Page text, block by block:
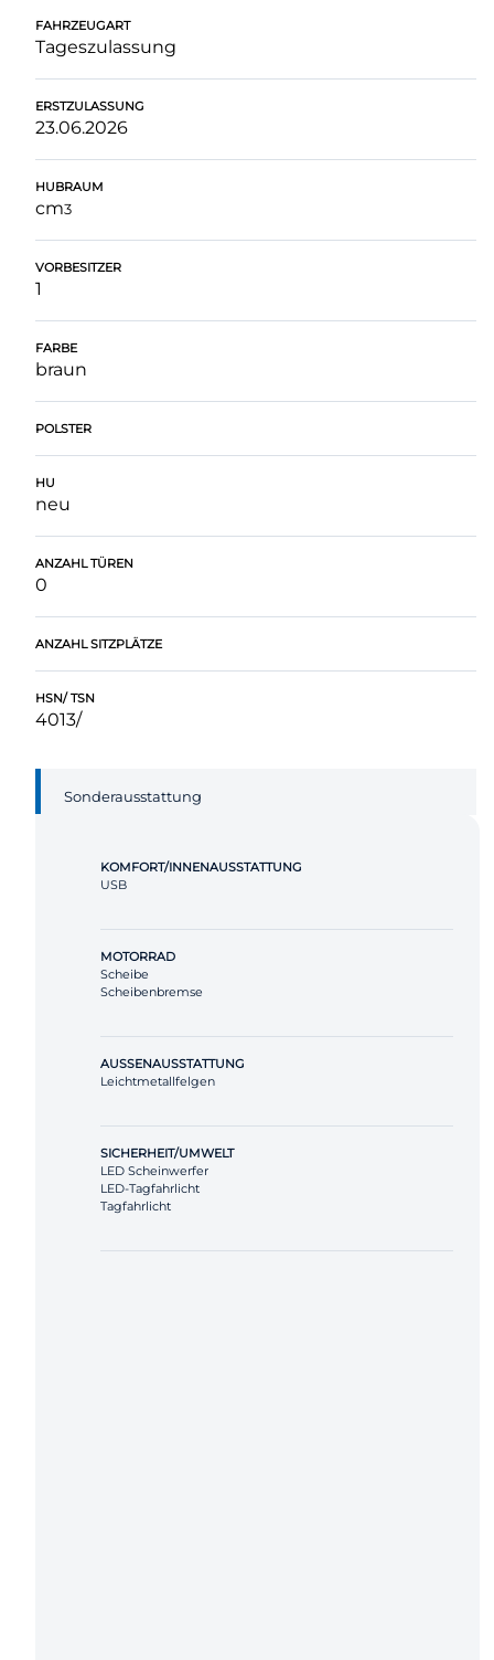
FAHRZEUGART
Tageszulassung
ERSTZULASSUNG
23.06.2026
HUBRAUM
cm3
VORBESITZER
1
FARBE
braun
POLSTER
HU
neu
ANZAHL TÜREN
0
ANZAHL SITZPLÄTZE
HSN/ TSN
4013/
Sonderausstattung
KOMFORT/INNENAUSSTATTUNG
USB
MOTORRAD
Scheibe
Scheibenbremse
AUSSENAUSSTATTUNG
Leichtmetallfelgen
SICHERHEIT/UMWELT
LED Scheinwerfer
LED-Tagfahrlicht
Tagfahrlicht